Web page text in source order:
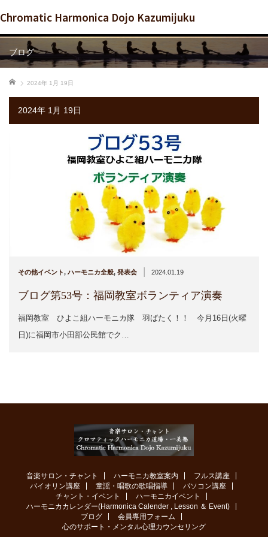
Chromatic Harmonica Dojo Kazumijuku
ブログ
ホーム 2024年 1月 19日
2024年 1月 19日
その他イベント, ハーモニカ全般, 発表会 | 2024.01.19
ブログ第53号：福岡教室ボランティア演奏
福岡教室 ひよこ組ハーモニカ隊 羽ばたく！！ 今月16日(火曜
日)に福岡市小田部公民館でク…
音楽サロン・チャント ハーモニカ教室案内
フルス講座
バイオリン講座
童謡・唱歌の歌唱指導
パソコン講座
チャント・イベント
ハーモニカイベント
ハーモニカカレンダー(Harmonica Calender , Lesson ＆ Event)
ブログ
会員専用フォーム
心のサポート・メンタル心理カウンセリング